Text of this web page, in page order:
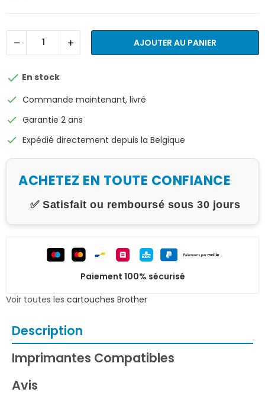
AJOUTER AU PANIER
 En stock
check Commande maintenant, livré
check Garantie 2 ans
check Expédié directement depuis la Belgique
ACHETEZ EN TOUTE CONFIANCE
✅ Satisfait ou remboursé sous 30 jours
Paiement 100% sécurisé
Voir toutes les cartouches Brother
Description
Imprimantes Compatibles
Avis